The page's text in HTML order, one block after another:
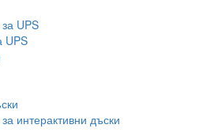
UPS
UPS
интерактивни дъски